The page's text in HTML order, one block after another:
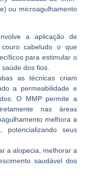
ou microagulhamento
a aplicação de
couro cabeludo o que
para estimular o
dos fios.
as técnicas criam
a permeabilidade e
O MMP permite a
nas áreas
melhora a
potencializando seus
a alopecia, melhorar a
saudável dos